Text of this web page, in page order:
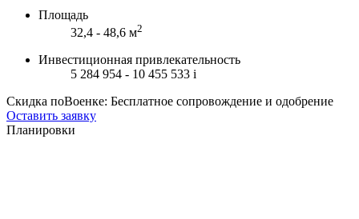
Площадь
32,4 - 48,6 м2
Инвестиционная привлекательность
5 284 954 - 10 455 533 i
Скидка поВоенке: Бесплатное сопровождение и одобрение
Оставить заявку
Планировки